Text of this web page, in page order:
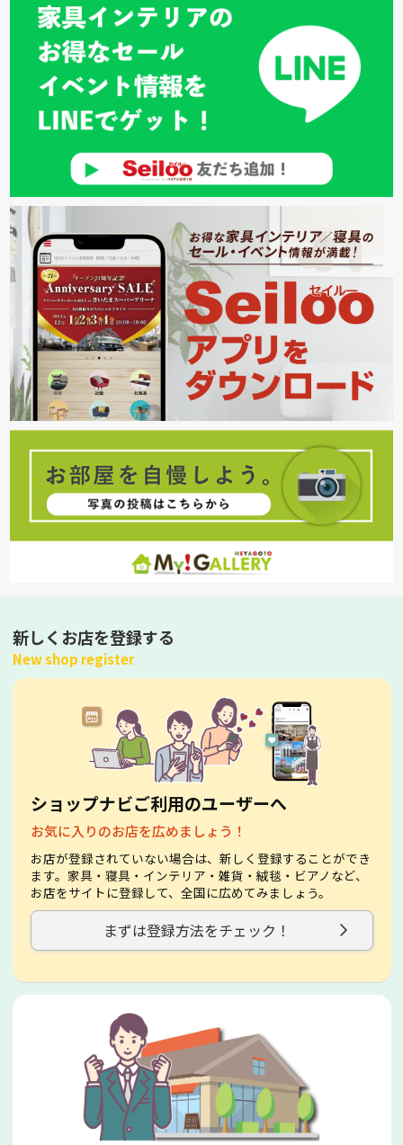
新しくお店を登録する
New shop register
ショップナビご利用のユーザーへ
お気に入りのお店を広めましょう！
お店が登録されていない場合は、新しく登録することができ
ます。家具・寝具・インテリア・雑貨・絨毯・ビアノなど、
お店をサイトに登録して、全国に広めてみましょう。
まずは登録方法をチェック！